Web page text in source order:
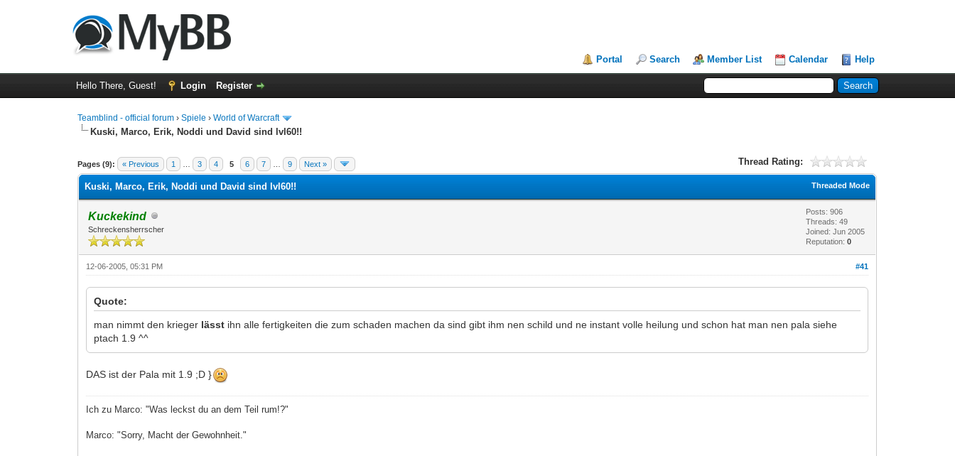
Portal Search Member List Calendar Help
Hello There, Guest! Login Register
Teamblind - official forum ›Spiele ›World of Warcraft
Kuski, Marco, Erik, Noddi und David sind lvl60!!
Pages (9): « Previous 1 3 4 5 6 7 9 Next » Thread Rating:
0 Vote(s) - 0 Average
1
2
3
4
5
Threaded Mode
Kuski, Marco, Erik, Noddi und David sind lvl60!!
Kuckekind
Schreckensherrscher
Posts: 906
Threads: 49
Joined: Jun 2005
Reputation:0
#41
12-06-2005, 05:31 PM
Quote:
man nimmt den krieger lässt ihn alle fertigkeiten die zum schaden machen da sind gibt ihm nen schild und ne instant volle heilung und schon hat man nen pala siehe
ptach 1.9 ^^
DAS ist der Pala mit 1.9 ;D }
Ich zu Marco: "Was leckst du an dem Teil rum!?"
Marco: "Sorry, Macht der Gewohnheit."